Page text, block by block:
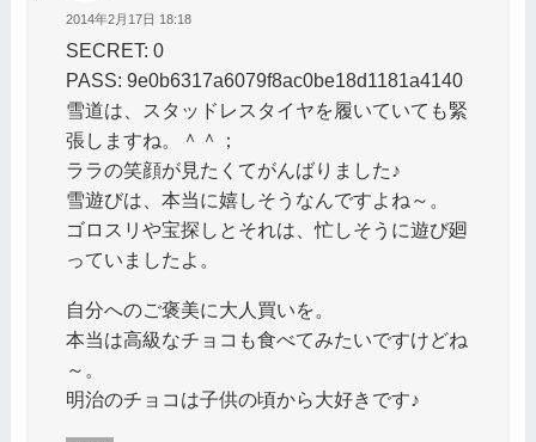
2014年2月17日 18:18
SECRET: 0
PASS: 9e0b6317a6079f8ac0be18d1181a4140
雪道は、スタッドレスタイヤを履いていても緊
張しますね。＾＾；
ララの笑顔が見たくてがんばりました♪
雪遊びは、本当に嬉しそうなんですよね～。
ゴロスリや宝探しとそれは、忙しそうに遊び廻
っていましたよ。
自分へのご褒美に大人買いを。
本当は高級なチョコも食べてみたいですけどね
～。
明治のチョコは子供の頃から大好きです♪